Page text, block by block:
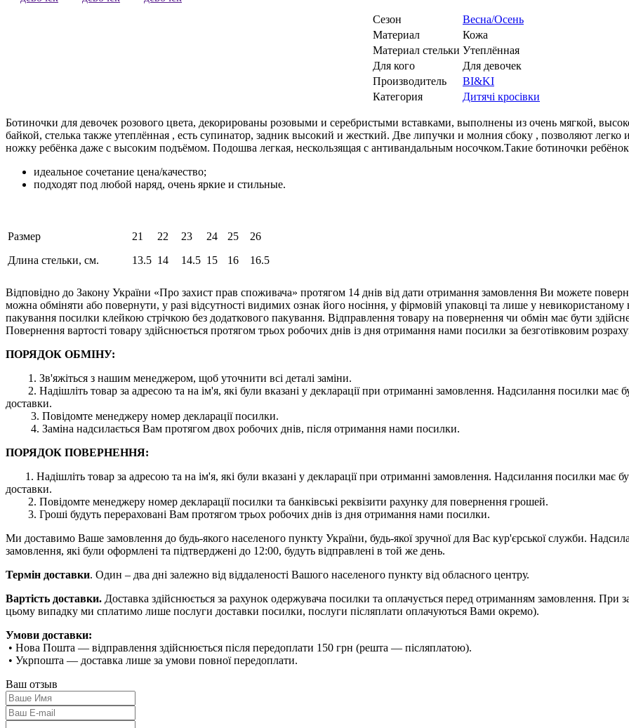
Сезон
Весна/Осень
Материал
Кожа
Материал стельки Утеплённая
Для кого
Для девочек
Производитель
BI&KI
Категория
Дитячі кросівки
Ботиночки для девочек розового цвета, декорированы розовыми и серебристыми вставками, выполнены из очень мягкой,
байкой, стелька также утеплённая , есть супинатор, задник высокий и жесткий. Две липучки и молния сбоку , позволяют
ножку ребёнка даже с высоким подъёмом. Подошва легкая, нескользящая с антивандальным носочком.Такие ботиночки
идеальное сочетание цена/качество;
подходят под любой наряд, очень яркие и стильные.
Размер 21 22 23 24 25
26
Длина стельки, см.
13.5 14 14.5 15 16 16.5
Відповідно до Закону України «Про захист прав споживача» протягом 14 днів від дати отримання замовлення Ви можете
можна обміняти або повернути, у разі відсутності видимих ​​ознак його носіння, у фірмовій упаковці та лише у
пакування посилки клейкою стрічкою без додаткового пакування. Відправлення товару на повернення чи обмін має бути
Повернення вартості товару здійснюється протягом трьох робочих днів із дня отримання нами посилки за безготівковим
ПОРЯДОК ОБМІНУ:
1. Зв'яжіться з нашим менеджером, щоб уточнити всі деталі заміни.
2. Надішліть товар за адресою та на ім'я, які були вказані у декларації при отриманні замовлення. Надсилання посилки
доставки.
3. Повідомте менеджеру номер декларації посилки.
4. Заміна надсилається Вам протягом двох робочих днів, після отримання нами посилки.
ПОРЯДОК ПОВЕРНЕННЯ:
1. Надішліть товар за адресою та на ім'я, які були вказані у декларації при отриманні замовлення. Надсилання посилки
доставки.
2. Повідомте менеджеру номер декларації посилки та банківські реквізити рахунку для повернення грошей.
3. Гроші будуть перераховані Вам протягом трьох робочих днів із дня отримання нами посилки.
Ми доставимо Ваше замовлення до будь-якого населеного пункту України, будь-якої зручної для Вас кур'єрської служби.
замовлення, які були оформлені та підтверджені до 12:00, будуть відправлені в той же день.
Термін доставки. Один – два дні залежно від віддаленості Вашого населеного пункту від обласного центру.
Вартість доставки. Доставка здійснюється за рахунок одержувача посилки та оплачується перед отриманням замовлення. При
цьому випадку ми сплатимо лише послуги доставки посилки, послуги післяплати оплачуються Вами окремо).
Умови доставки:
• Нова Пошта — відправлення здійснюється після передоплати 150 грн (решта — післяплатою).
• Укрпошта — доставка лише за умови повної передоплати.
Ваш отзыв